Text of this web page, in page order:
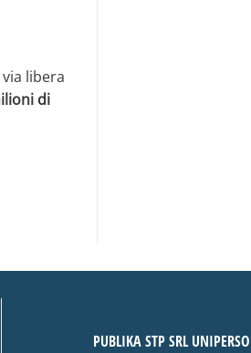
libera
di
PUBLIKA STP SRL